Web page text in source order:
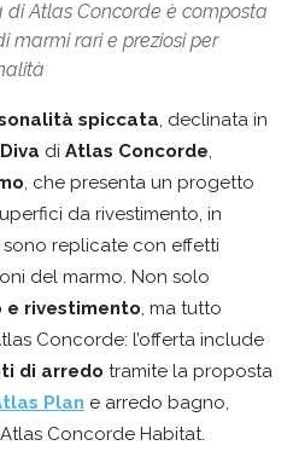
Atlas Concorde è composta
marmi rari e preziosi per
spiccata, declinata in
di Atlas Concorde,
, che presenta un progetto
da rivestimento, in
sono replicate con effetti
del marmo. Non solo
e rivestimento, ma tutto
Concorde: l’offerta include
di arredo tramite la proposta
Plan e arredo bagno,
Concorde Habitat.